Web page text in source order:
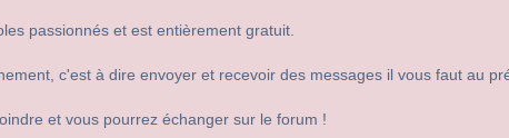
passionnés et est entièrement gratuit.
c'est à dire envoyer et recevoir des messages il vous faut au
et vous pourrez échanger sur le forum !